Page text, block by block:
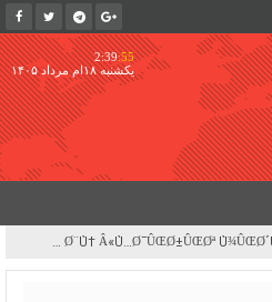
2:39:55
یکشنبه ۱۸ام مرداد ۱۴۰۵
Ø¨Ø±Ø±Ø³ÛŒ Ù¾ÛŒØ´Ù†Ù‡Ø§Ø¯Ø§Øª Ù¾Ø±Ø¯Ø§Ø®Øª Ø¨Ø¯Ù‡ÛŒâ€Œ Ø§Ø±Ø²ÛŒ Ù†ÛŒØ±ÙˆÚ¯Ø§Ù‡â€ŒÙ‡Ø§ÛŒ Ø¨Ø®Ø´ Ø®ØµÙˆØµÛŒ | ØªØºÛŒÛŒØ± Ø±ÙˆÛŒÚ©Ø±Ø¯ Ù…Ø¯ÛŒØ±ÛŒØªÛŒ Ø²ÛŒØ±Ø³Ø§Ø®Øªâ€ŒÙ‡Ø§ÛŒ ØªÙˆÙ„ÛŒØ¯ Ø¨Ø±Ù‚ Ú©Ø´ÙˆØ± Ø§Ø² Ø­Ø§Ù„Øª Ø¹Ø§Ø¯ÛŒ Ø¨Ù‡ Â«Ù…Ø¯ÛŒØ±ÛŒØª Ù¾ÛŒØ´Ú¯ÛŒØ±Ø§Ù†Ù‡ Ø¨Ø­Ø±Ø§Ù†Â»